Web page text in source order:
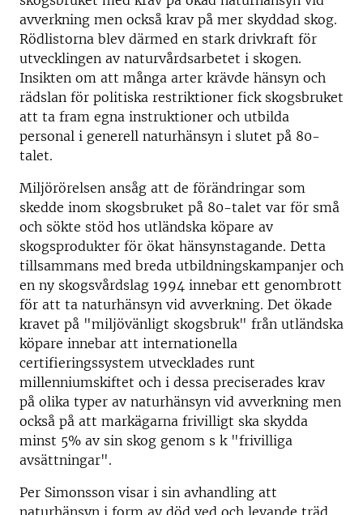
avverkning men också krav på mer skyddad skog.
Rödlistorna blev därmed en stark drivkraft för
utvecklingen av naturvårdsarbetet i skogen.
Insikten om att många arter krävde hänsyn och
rädslan för politiska restriktioner fick skogsbruket
att ta fram egna instruktioner och utbilda
personal i generell naturhänsyn i slutet på 80-
talet.
Miljörörelsen ansåg att de förändringar som
skedde inom skogsbruket på 80-talet var för små
och sökte stöd hos utländska köpare av
skogsprodukter för ökat hänsynstagande. Detta
tillsammans med breda utbildningskampanjer och
en ny skogsvårdslag 1994 innebar ett genombrott
för att ta naturhänsyn vid avverkning. Det ökade
kravet på "miljövänligt skogsbruk" från utländska
köpare innebar att internationella
certifieringssystem utvecklades runt
millenniumskiftet och i dessa preciserades krav
på olika typer av naturhänsyn vid avverkning men
också på att markägarna frivilligt ska skydda
minst 5% av sin skog genom s k "frivilliga
avsättningar".
Per Simonsson visar i sin avhandling att
naturhänsyn i form av död ved och levande träd